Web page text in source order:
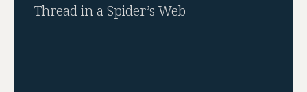
Thread in a Spider’s Web